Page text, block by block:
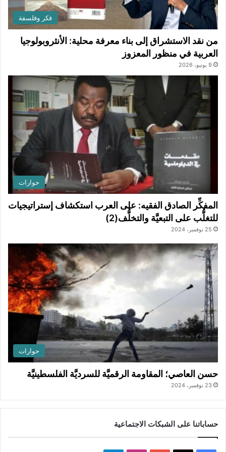
فكر وفلسفة
من نقد الاستشراق إلى بناء معرفة محلية: الأنثروبولوجيا
العربية في منظور المعزوز
9 يونيو، 2026
حوارات
المفكِّر الصادق الفقيه: على العرب استكشاف إستراتيجيات
للتغلُّب على التبعيَّة والتخلُّف(2)
25 نوفمبر، 2024
حوارات
حسن العاصي؛ المقاومة الرقميَّة للسرديَّة الفلسطينيَّة
23 نوفمبر، 2024
حساباتنا على الشبكات الاجتماعية